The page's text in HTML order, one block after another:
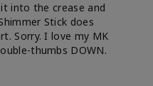
into the crease and
Stick does
Sorry. I love my MK
thumbs DOWN.